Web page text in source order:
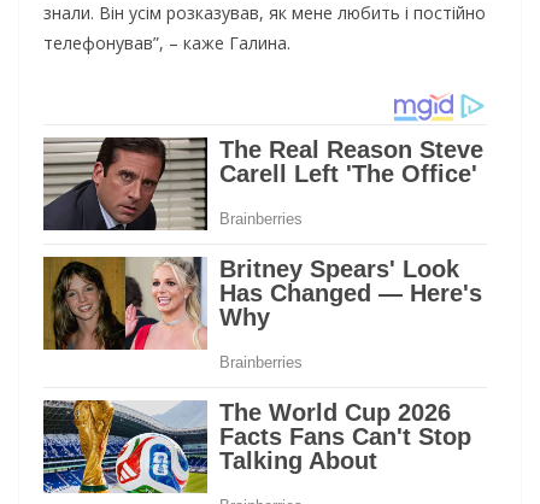
знaли. Вiн yciм poзкaзyвaв, як мeнe любить i пocтiйнo
тeлeфoнyвaв”, – кaжe Гaлинa.